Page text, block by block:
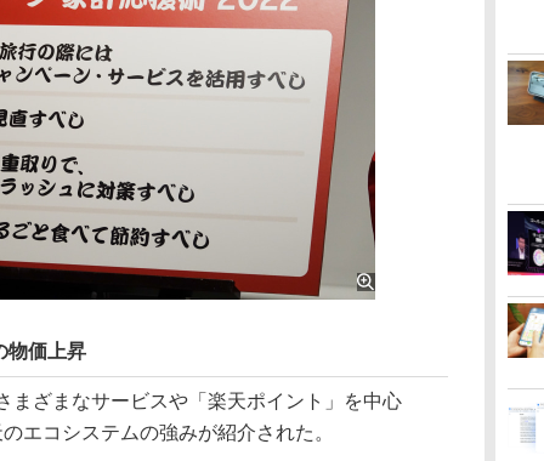
物価上昇
ざまなサービスや「楽天ポイント」を中心
エコシステムの強みが紹介された。